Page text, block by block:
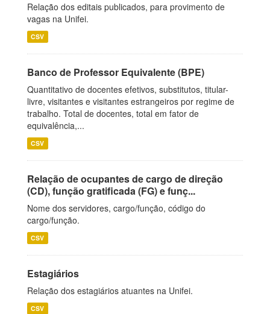
Relação dos editais publicados, para provimento de
vagas na Unifei.
CSV
Banco de Professor Equivalente (BPE)
Quantitativo de docentes efetivos, substitutos, titular-
livre, visitantes e visitantes estrangeiros por regime de
trabalho. Total de docentes, total em fator de
equivalência,...
CSV
Relação de ocupantes de cargo de direção
(CD), função gratificada (FG) e funç...
Nome dos servidores, cargo/função, código do
cargo/função.
CSV
Estagiários
Relação dos estagiários atuantes na Unifei.
CSV